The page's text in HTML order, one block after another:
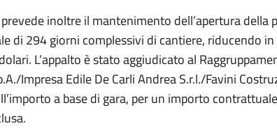
inoltre il mantenimento dell’apertura della
di 294 giorni complessivi di cantiere, riducendo
L’appalto è stato aggiudicato al
Impresa Edile De Carli Andrea S.r.l./Favini
a base di gara, per un importo